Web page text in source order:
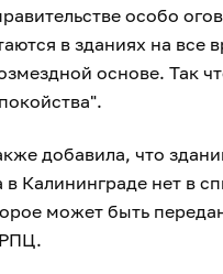
особо
в зданиях на все
основе. Так
добавила, что
Калининграде нет в
может быть